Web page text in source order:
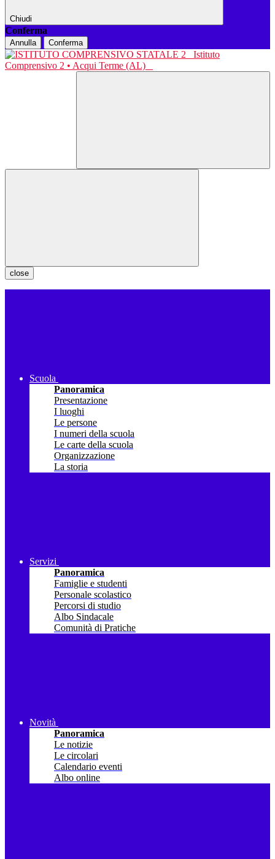
Chiudi
Conferma
Annulla Conferma
Istituto
Comprensivo 2 • Acqui Terme (AL)
close
Scuola
Panoramica
Presentazione
I luoghi
Le persone
I numeri della scuola
Le carte della scuola
Organizzazione
La storia
Servizi
Panoramica
Famiglie e studenti
Personale scolastico
Percorsi di studio
Albo Sindacale
Comunità di Pratiche
Novità
Panoramica
Le notizie
Le circolari
Calendario eventi
Albo online